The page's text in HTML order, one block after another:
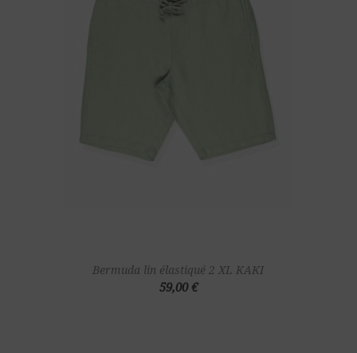
Bermuda lin élastiqué 2 XL KAKI
59,00 €